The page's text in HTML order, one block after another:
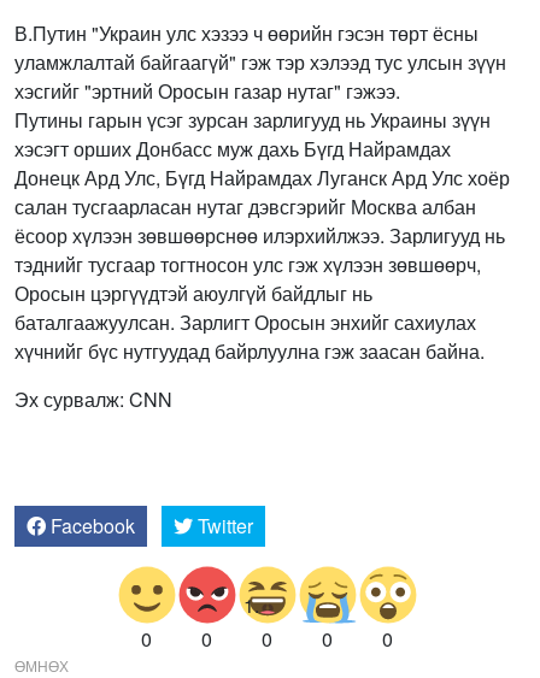
В.Путин "Украин улс хэзээ ч өөрийн гэсэн төрт ёсны
уламжлалтай байгаагүй" гэж тэр хэлээд тус улсын зүүн
хэсгийг "эртний Оросын газар нутаг" гэжээ.
Путины гарын үсэг зурсан зарлигууд нь Украины зүүн
хэсэгт орших Донбасс муж дахь Бүгд Найрамдах
Донецк Ард Улс, Бүгд Найрамдах Луганск Ард Улс хоёр
салан тусгаарласан нутаг дэвсгэрийг Москва албан
ёсоор хүлээн зөвшөөрснөө илэрхийлжээ. Зарлигууд нь
тэднийг тусгаар тогтносон улс гэж хүлээн зөвшөөрч,
Оросын цэргүүдтэй аюулгүй байдлыг нь
баталгаажуулсан. Зарлигт Оросын энхийг сахиулах
хүчнийг бүс нутгуудад байрлуулна гэж заасан байна.
Эх сурвалж: CNN
Facebook Twitter
0 0 0 0 0
ӨМНӨХ